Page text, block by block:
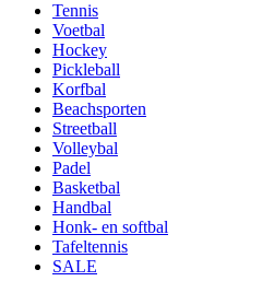
Tennis
Voetbal
Hockey
Pickleball
Korfbal
Beachsporten
Streetball
Volleybal
Padel
Basketbal
Handbal
Honk- en softbal
Tafeltennis
SALE